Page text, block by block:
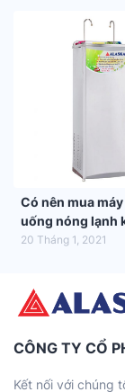
Có nên mua
uống nóng lạnh
20 Tháng 1, 2021
CÔNG TY CỔ
Kết nối với chúng